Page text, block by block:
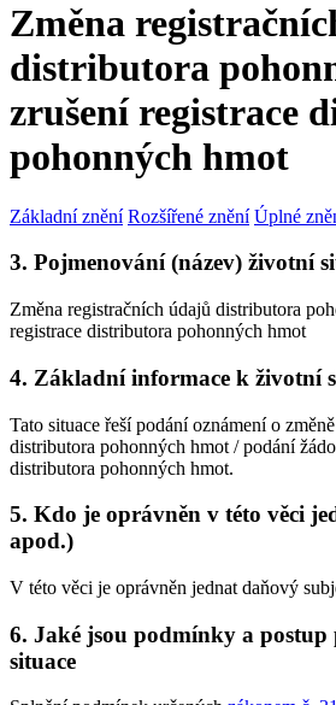
Změna
distributora
zrušení registrace
pohonných hmot
Základní znění Rozšířené znění Úplné
3. Pojmenování (název) životní
Změna registračních údajů distributora
registrace distributora pohonných hmot
4. Základní informace k životní
Tato situace řeší podání oznámení o
distributora pohonných hmot / podání
distributora pohonných hmot.
5. Kdo je oprávněn v této věci
apod.)
V této věci je oprávněn jednat daňový
6. Jaké jsou podmínky a postup
situace